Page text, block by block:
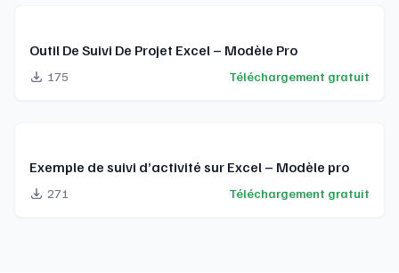
Outil De Suivi De Projet Excel – Modèle Pro
175 Téléchargement gratuit
Exemple de suivi d’activité sur Excel – Modèle pro
271 Téléchargement gratuit